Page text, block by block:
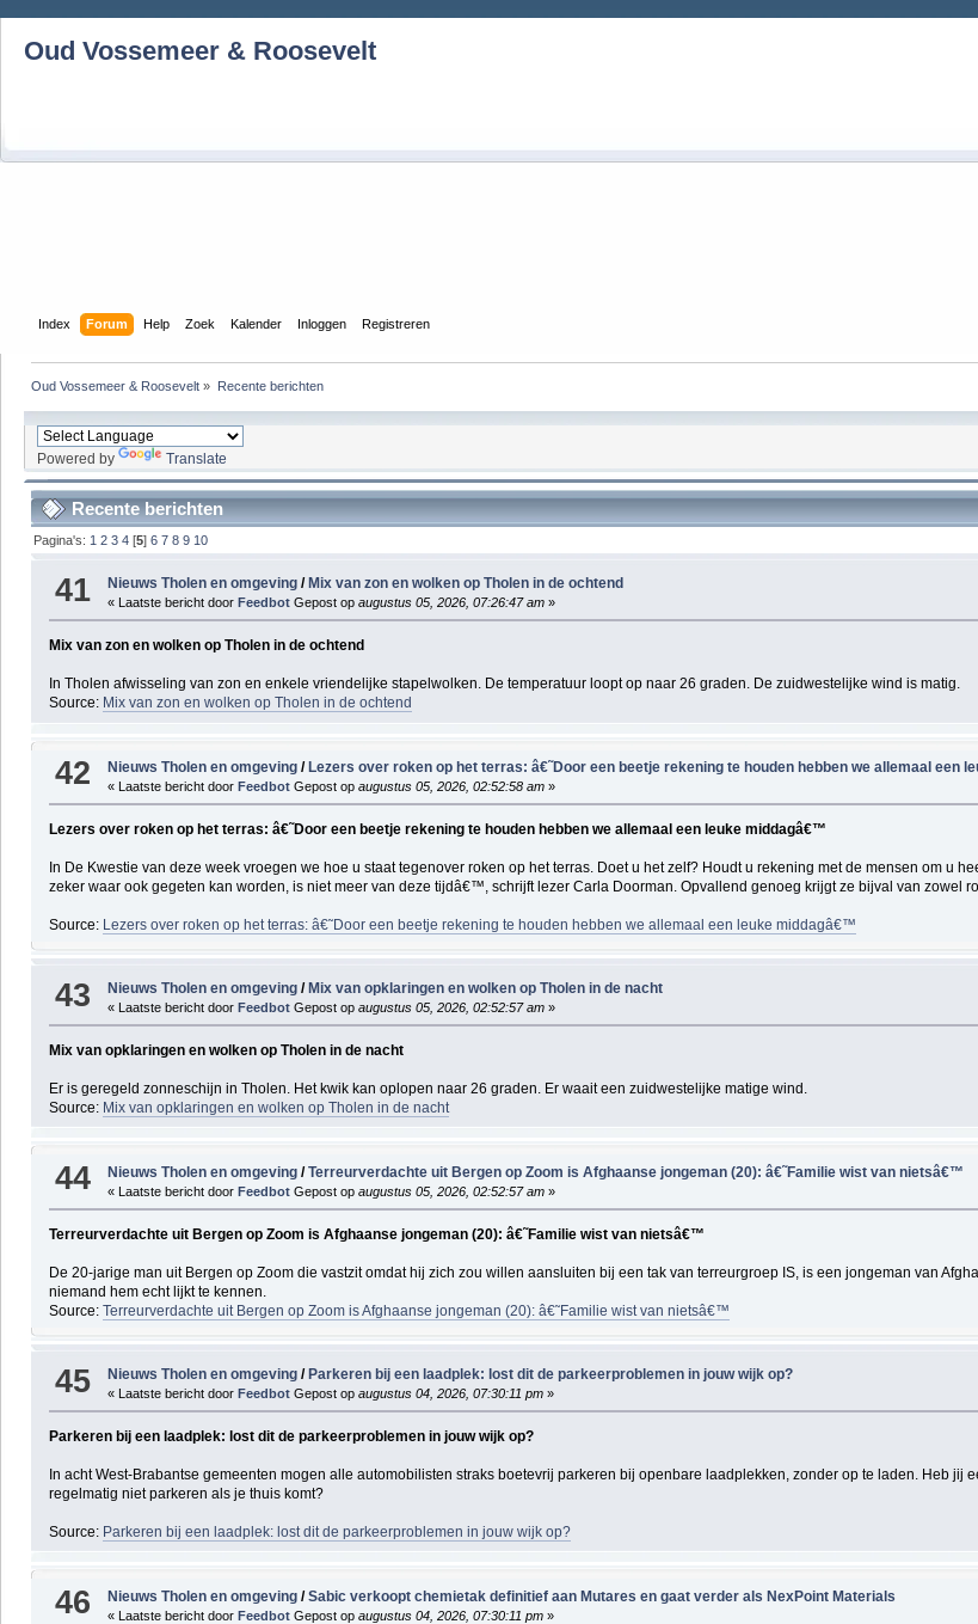
Oud Vossemeer & Roosevelt
Index Forum Help Zoek Kalender Inloggen Registreren
Oud Vossemeer & Roosevelt » Recente berichten
Powered by Translate
Recente berichten
Pagina's: 1 2 3 4 [5]6 7 8 9 10
41 Nieuws Tholen en omgeving / Mix van zon en wolken op Tholen in de ochtend
« Laatste bericht door Feedbot Gepost op augustus 05, 2026, 07:26:47 am »
Mix van zon en wolken op Tholen in de ochtend
In Tholen afwisseling van zon en enkele vriendelijke stapelwolken. De temperatuur loopt op naar 26 graden. De zuidwestelijke wind is matig.
Source: Mix van zon en wolken op Tholen in de ochtend
42 Nieuws Tholen en omgeving /Lezers over roken op het terras: â€˜Door een beetje rekening te houden hebben we allemaal een
« Laatste bericht doorFeedbot Gepost op augustus 05, 2026, 02:52:58 am »
Lezers over roken op het terras: â€˜Door een beetje rekening te houden hebben we allemaal een leuke middagâ€™
In De Kwestie van deze week vroegen we hoe u staat tegenover roken op het terras. Doet u het zelf? Houdt u rekening met de mensen om u
zeker waar ook gegeten kan worden, is niet meer van deze tijdâ€™, schrijft lezer Carla Doorman. Opvallend genoeg krijgt ze bijval van zowel
Source: Lezers over roken op het terras: â€˜Door een beetje rekening te houden hebben we allemaal een leuke middagâ€™
43 Nieuws Tholen en omgeving / Mix van opklaringen en wolken op Tholen in de nacht
« Laatste bericht door Feedbot Gepost op augustus 05, 2026, 02:52:57 am »
Mix van opklaringen en wolken op Tholen in de nacht
Er is geregeld zonneschijn in Tholen. Het kwik kan oplopen naar 26 graden. Er waait een zuidwestelijke matige wind.
Source: Mix van opklaringen en wolken op Tholen in de nacht
44 Nieuws Tholen en omgeving /Terreurverdachte uit Bergen op Zoom is Afghaanse jongeman (20): â€˜Familie wist van nietsâ€™
« Laatste bericht doorFeedbot Gepost op augustus 05, 2026, 02:52:57 am »
Terreurverdachte uit Bergen op Zoom is Afghaanse jongeman (20): â€˜Familie wist van nietsâ€™
De 20-jarige man uit Bergen op Zoom die vastzit omdat hij zich zou willen aansluiten bij een tak van terreurgroep IS, is een jongeman van
niemand hem echt lijkt te kennen.
Source: Terreurverdachte uit Bergen op Zoom is Afghaanse jongeman (20): â€˜Familie wist van nietsâ€™
45 Nieuws Tholen en omgeving / Parkeren bij een laadplek: lost dit de parkeerproblemen in jouw wijk op?
« Laatste bericht doorFeedbot Gepost op augustus 04, 2026, 07:30:11 pm »
Parkeren bij een laadplek: lost dit de parkeerproblemen in jouw wijk op?
In acht West-Brabantse gemeenten mogen alle automobilisten straks boetevrij parkeren bij openbare laadplekken, zonder op te laden. Heb
regelmatig niet parkeren als je thuis komt?
Source: Parkeren bij een laadplek: lost dit de parkeerproblemen in jouw wijk op?
46 Nieuws Tholen en omgeving /Sabic verkoopt chemietak definitief aan Mutares en gaat verder als NexPoint Materials
« Laatste bericht doorFeedbot Gepost op augustus 04, 2026, 07:30:11 pm »